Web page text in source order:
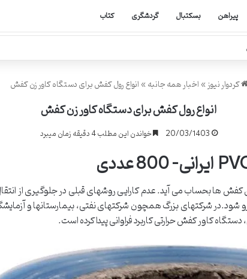
پیراهن بسکتبال گردشگری کتاب
کردوار نیوز»اخبار همه جانبه»انواع رول کفش برای دستگاه کاور زن کفش
انواع رول کفش برای دستگاه کاور زن کفش
20/03/1403 خواندن این مطلب 4 دقیقه زمان میبرد
کفش ها بحساب می آید. عدم کارایی روشهای قبلی در جلوگیری از
شود.در شرکتهای بزرگ همچون شرکتهای نفتی، بیمارستانها و
کاور کفش حرارتی کاربرد فراوانی پیدا کرده است.